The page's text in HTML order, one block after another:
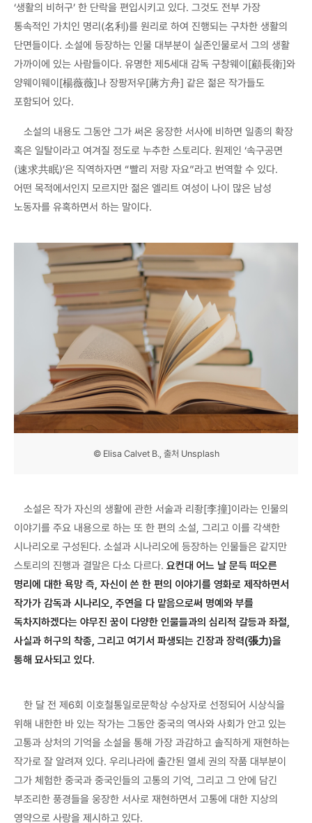
‘생활의 비허구’ 한 단락을 편입시키고 있다. 그것도 전부 가장
통속적인 가치인 명리(名利)를 원리로 하여 진행되는 구차한 생활의
단면들이다. 소설에 등장하는 인물 대부분이 실존인물로서 그의 생활
가까이에 있는 사람들이다. 유명한 제5세대 감독 구창웨이[顧長衛]와
양웨이웨이[楊薇薇]나 장팡저우[蔣方舟] 같은 젊은 작가들도
포함되어 있다.
소설의 내용도 그동안 그가 써온 웅장한 서사에 비하면 일종의 확장
혹은 일탈이라고 여겨질 정도로 누추한 스토리다. 원제인 ‘속구공면
(速求共眠)’은 직역하자면 “빨리 저랑 자요”라고 번역할 수 있다.
어떤 목적에서인지 모르지만 젊은 엘리트 여성이 나이 많은 남성
노동자를 유혹하면서 하는 말이다.
© Elisa Calvet B., 출처 Unsplash
소설은 작가 자신의 생활에 관한 서술과 리좡[李撞]이라는 인물의
이야기를 주요 내용으로 하는 또 한 편의 소설, 그리고 이를 각색한
시나리오로 구성된다. 소설과 시나리오에 등장하는 인물들은 같지만
스토리의 진행과 결말은 다소 다르다. 요컨대 어느 날 문득 떠오른
명리에 대한 욕망 즉, 자신이 쓴 한 편의 이야기를 영화로 제작하면서
작가가 감독과 시나리오, 주연을 다 맡음으로써 명예와 부를
독차지하겠다는 야무진 꿈이 다양한 인물들과의 심리적 갈등과 좌절,
사실과 허구의 착종, 그리고 여기서 파생되는 긴장과 장력(張力)을
통해 묘사되고 있다.
한 달 전 제6회 이호철통일로문학상 수상자로 선정되어 시상식을
위해 내한한 바 있는 작가는 그동안 중국의 역사와 사회가 안고 있는
고통과 상처의 기억을 소설을 통해 가장 과감하고 솔직하게 재현하는
작가로 잘 알려져 있다. 우리나라에 출간된 열세 권의 작품 대부분이
그가 체험한 중국과 중국인들의 고통의 기억, 그리고 그 안에 담긴
부조리한 풍경들을 웅장한 서사로 재현하면서 고통에 대한 지상의
영약으로 사랑을 제시하고 있다.